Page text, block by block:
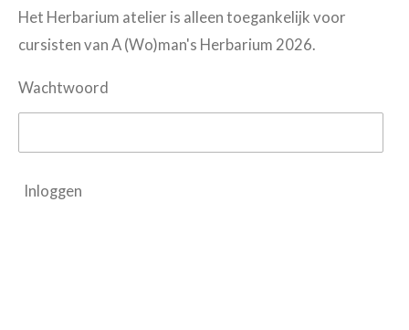
Het Herbarium atelier is alleen toegankelijk voor
cursisten van A (Wo)man's Herbarium 2026.
Wachtwoord
Inloggen